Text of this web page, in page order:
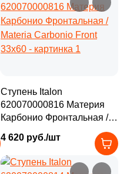
Ступень Italon
620070000816 Материя
Карбонио Фронтальная /
33x60
4 620 руб./шт